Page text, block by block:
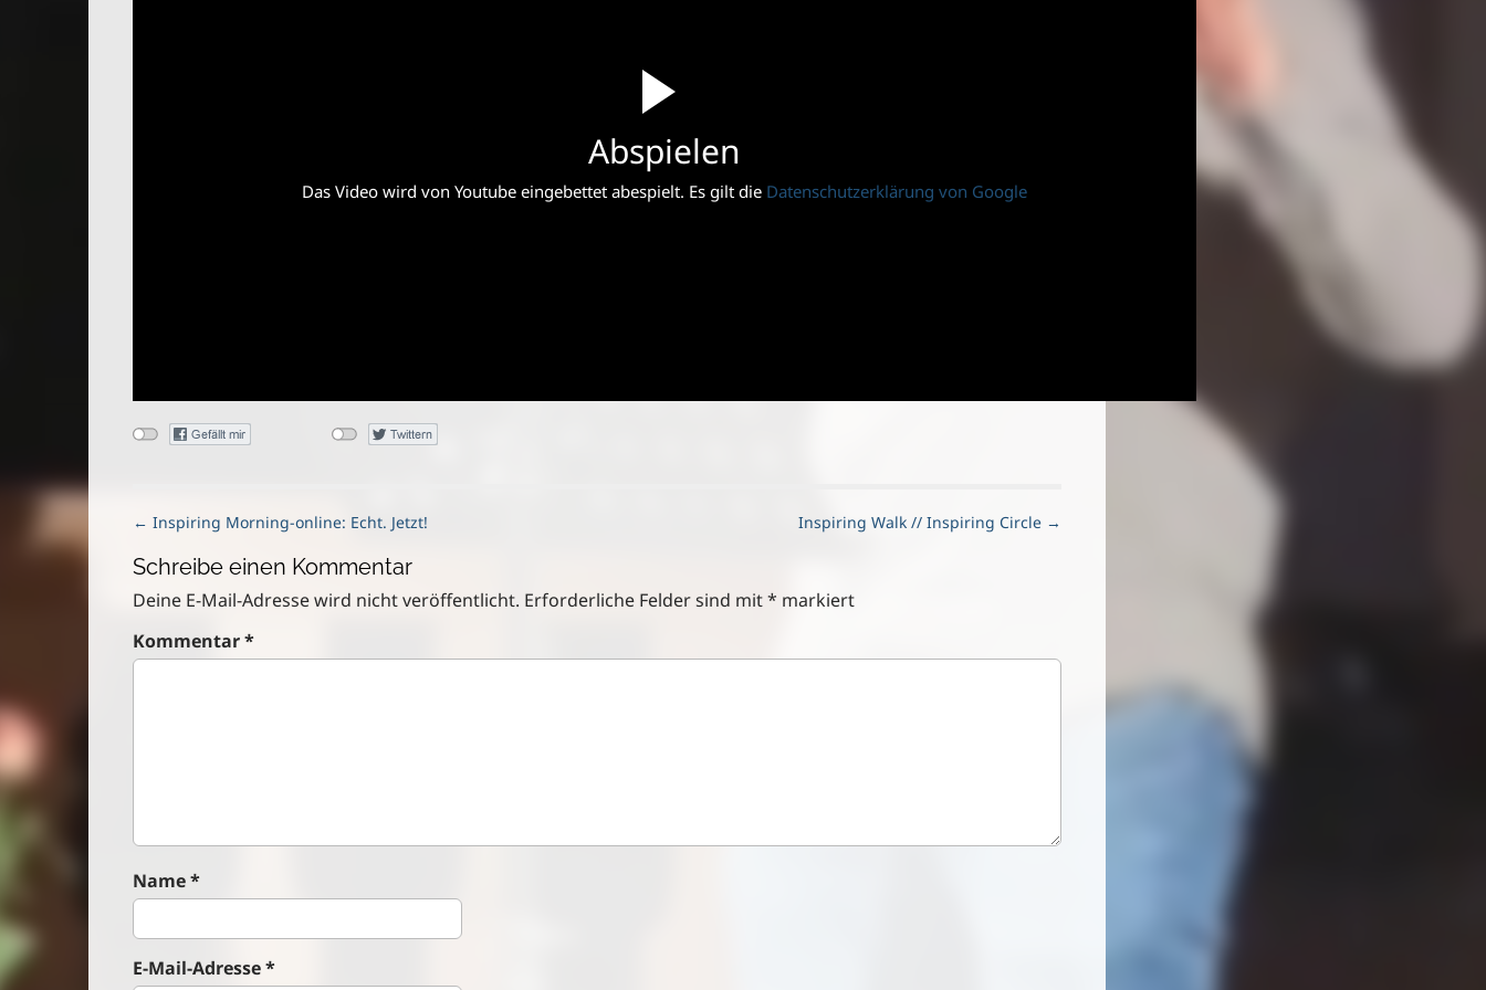
Abspielen
Das Video wird von Youtube eingebettet abespielt. Es gilt die Datenschutzerklärung von Google
P
s
t
a
v
n
← Inspiring Morning-online: Echt. Jetzt! Inspiring Walk // Inspiring Circle →
Schreibe einen Kommentar
Deine E-Mail-Adresse wird nicht veröffentlicht. Erforderliche Felder sind mit* markiert
Kommentar*
Name*
E-Mail-Adresse*